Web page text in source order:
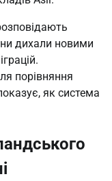
дихали новими
порівняння
як система